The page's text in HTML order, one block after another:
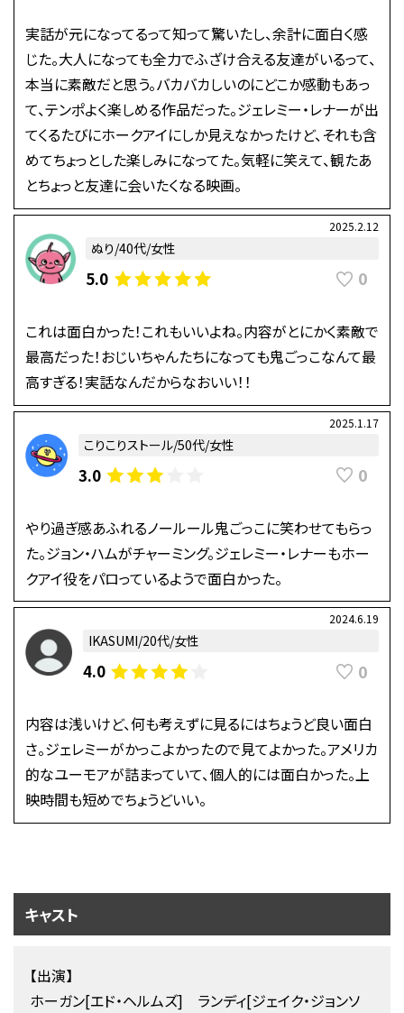
実話が元になってるって知って驚いたし、余計に面白く感
じた。大人になっても全力でふざけ合える友達がいるって、
本当に素敵だと思う。バカバカしいのにどこか感動もあっ
て、テンポよく楽しめる作品だった。ジェレミー・レナーが出
てくるたびにホークアイにしか見えなかったけど、それも含
めてちょっとした楽しみになってた。気軽に笑えて、観たあ
とちょっと友達に会いたくなる映画。
2025.2.12
ぬり/40代/女性
5.0 0
これは面白かった！これもいいよね。内容がとにかく素敵で
最高だった！おじいちゃんたちになっても鬼ごっこなんて最
高すぎる！実話なんだからなおいい！！
2025.1.17
こりこりストール/50代/女性
3.0 0
やり過ぎ感あふれるノールール鬼ごっこに笑わせてもらっ
た。ジョン・ハムがチャーミング。ジェレミー・レナーもホー
クアイ役をパロっているようで面白かった。
2024.6.19
IKASUMI/20代/女性
4.0 0
内容は浅いけど、何も考えずに見るにはちょうど良い面白
さ。ジェレミーがかっこよかったので見てよかった。アメリカ
的なユーモアが詰まっていて、個人的には面白かった。上
映時間も短めでちょうどいい。
キャスト
【出演】
ホーガン[エド・ヘルムズ] ランディ[ジェイク・ジョンソ